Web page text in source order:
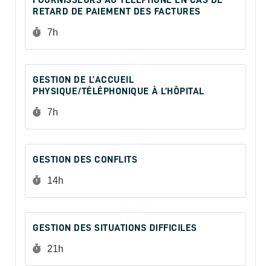
RETARD DE PAIEMENT DES FACTURES
Durée :
7h
GESTION DE L’ACCUEIL
PHYSIQUE/TÉLÉPHONIQUE À L’HÔPITAL
Durée :
7h
GESTION DES CONFLITS
Durée :
14h
GESTION DES SITUATIONS DIFFICILES
Durée :
21h